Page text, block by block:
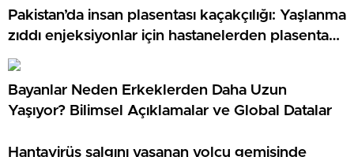
Pakistan’da insan plasentası kaçakçılığı: Yaşlanma
zıddı enjeksiyonlar için hastanelerden plasenta
çalan şebekeye soruşturma
Bayanlar Neden Erkeklerden Daha Uzun
Yaşıyor? Bilimsel Açıklamalar ve Global Datalar
Hantavirüs salgını yaşanan yolcu gemisinde